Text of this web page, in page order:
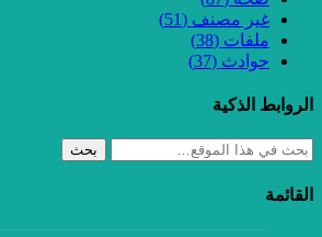
غير مصنف (51)
ملفات (38)
حوادث (37)
الروابط الذكية
بحث
القائمة